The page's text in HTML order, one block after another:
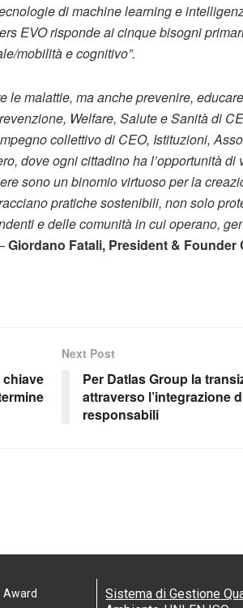
di machine learning e
EVO risponde ai cinque bisogni
mobilità e cognitivo”.
le malattie, ma anche prevenire,
Welfare, Salute e Sanità di
collettivo di CEO, Istituzioni,
dove ogni cittadino ha l’opportunità di
sono un binomio virtuoso per la
pratiche sostenibili, non solo
e delle comunità in cui operano,
Giordano Fatali, President & Founder
Next Post
Per Datlas Group la
attraverso l’integrazione
responsabili
Award
Sistema di Gestione